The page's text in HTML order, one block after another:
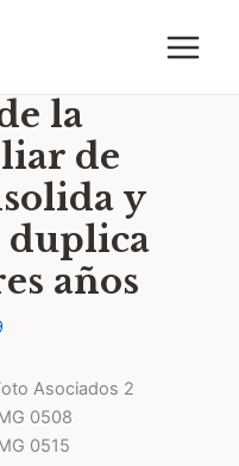
la
de
y
duplica
años